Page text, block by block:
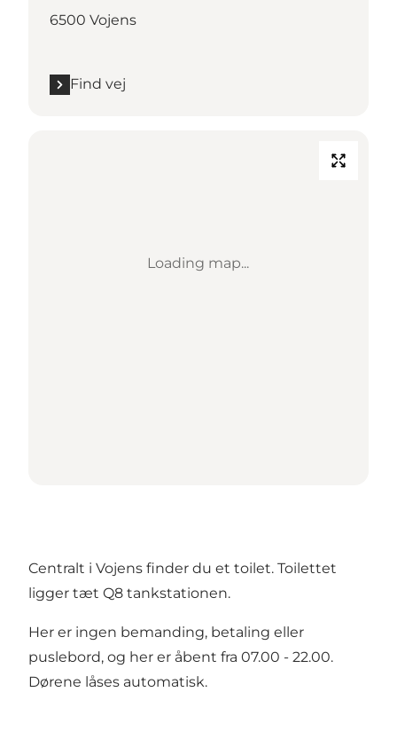
6500 Vojens
Find vej
Loading map...
Centralt i Vojens finder du et toilet. Toilettet
ligger tæt Q8 tankstationen.
Her er ingen bemanding, betaling eller
puslebord, og her er åbent fra 07.00 - 22.00.
Dørene låses automatisk.